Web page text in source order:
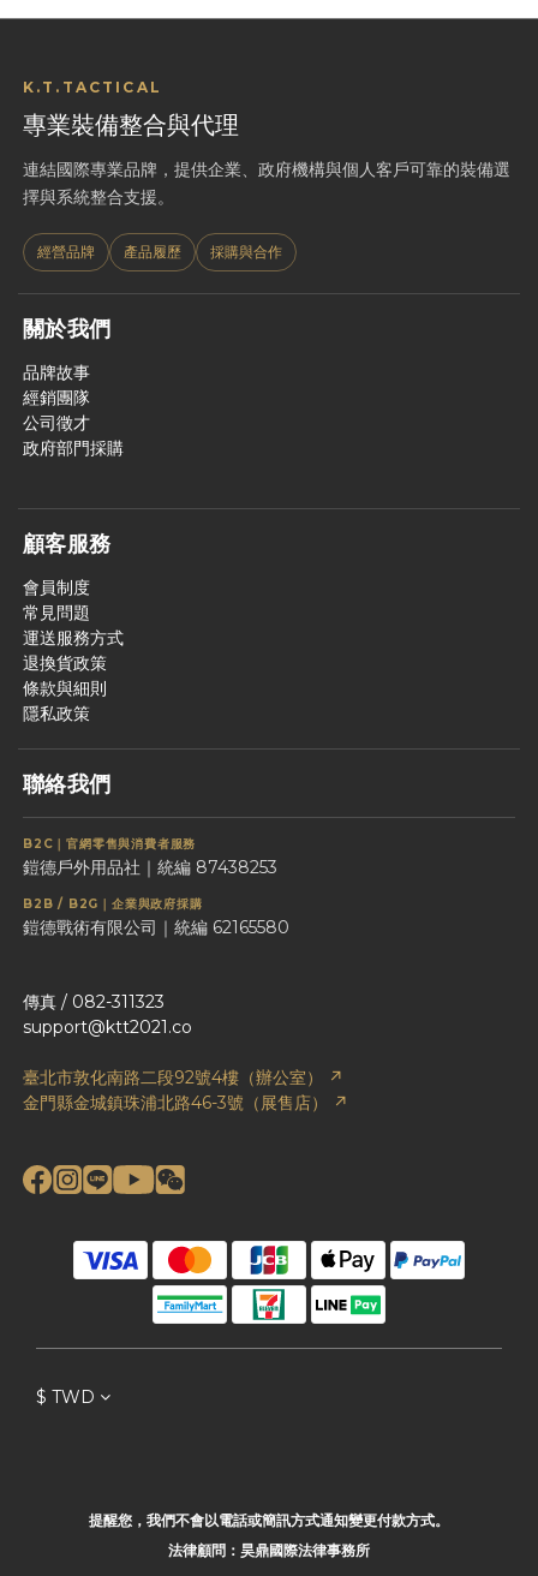
K.T.TACTICAL
專業裝備整合與代理
連結國際專業品牌，提供企業、政府機構與個人客戶可靠的裝備選
擇與系統整合支援。
經營品牌 產品履歷 採購與合作
關於我們
品牌故事
經銷團隊
公司徵才
政府部門採購
顧客服務
會員制度
常見問題
運送服務方式
退換貨政策
條款與細則
隱私政策
聯絡我們
B2C｜官網零售與消費者服務
鎧德戶外用品社｜統編 87438253
B2B / B2G｜企業與政府採購
鎧德戰術有限公司｜統編 62165580
傳真 / 082-311323
support@ktt2021.co
臺北市敦化南路二段92號4樓（辦公室） ↗
金門縣金城鎮珠浦北路46-3號（展售店） ↗
$ TWD
提醒您，我們不會以電話或簡訊方式通知變更付款方式。
法律顧問：昊鼎國際法律事務所